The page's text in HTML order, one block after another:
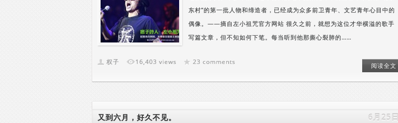
东村”的第一批人物和缔造者，已经成为众多前卫青年、文艺青年心目中的
偶像。——摘自左小祖咒官方网站 很久之前，就想为这位才华横溢的歌手
写篇文章，但不知如何下笔。每当听到他那撕心裂肺的……
权子 16,403 views 23 comments 阅读全文
又到六月，好久不见。 6月25日